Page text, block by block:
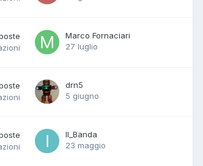
Marco Fornaciari
27 luglio
drn5
5 giugno
Il_Banda
23 maggio